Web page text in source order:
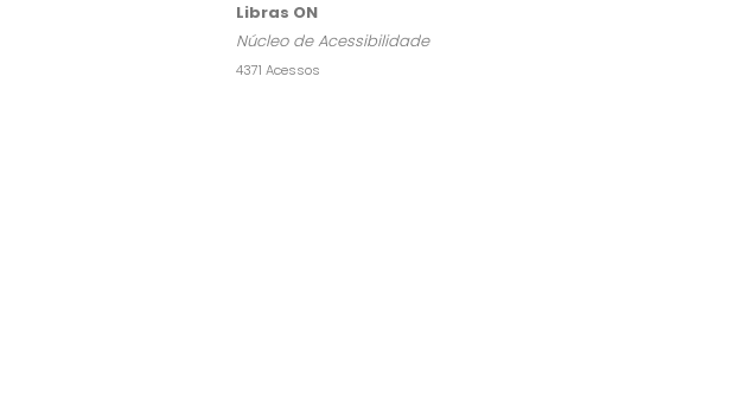
Libras ON
Núcleo de Acessibilidade
4371 Acessos